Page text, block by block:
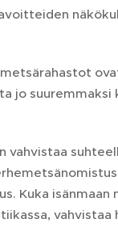
jo suuremmaksi
vahvistaa
Kuka